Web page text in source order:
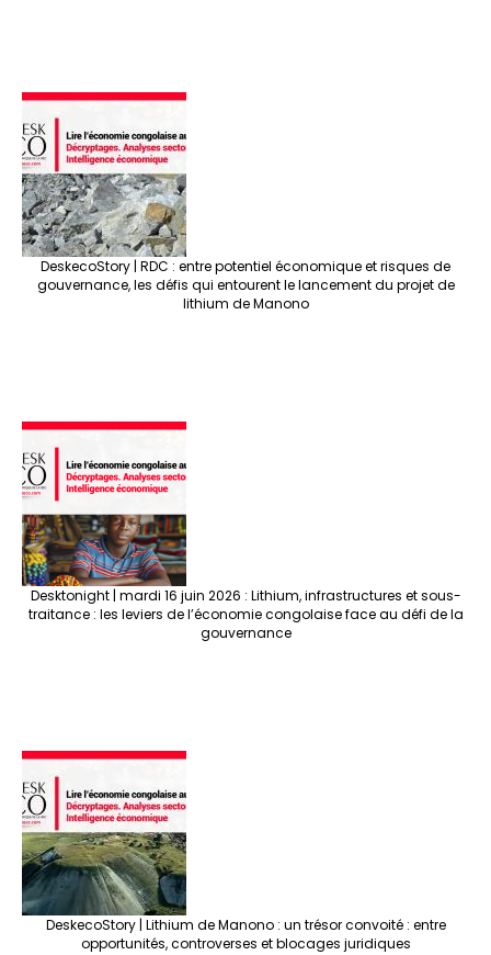
DeskecoStory | RDC : entre potentiel économique et risques de
gouvernance, les défis qui entourent le lancement du projet de
lithium de Manono
Desktonight | mardi 16 juin 2026 : Lithium, infrastructures et sous-
traitance : les leviers de l’économie congolaise face au défi de la
gouvernance
DeskecoStory | Lithium de Manono : un trésor convoité : entre
opportunités, controverses et blocages juridiques